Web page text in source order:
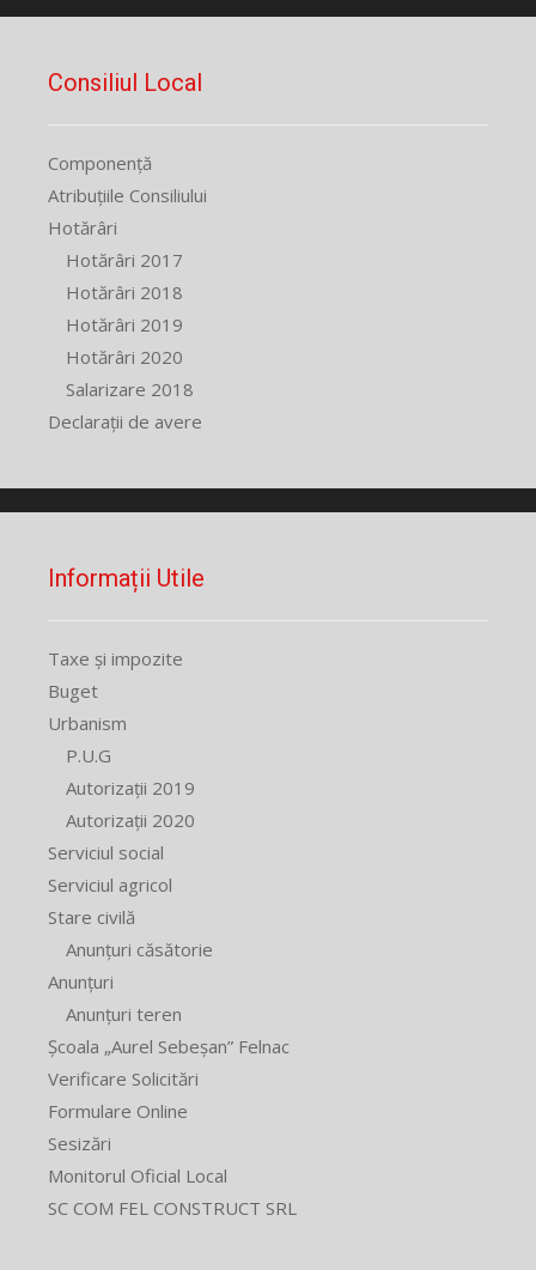
Consiliul Local
Componență
Atribuțiile Consiliului
Hotărâri
Hotărâri 2017
Hotărâri 2018
Hotărâri 2019
Hotărâri 2020
Salarizare 2018
Declarații de avere
Informații Utile
Taxe și impozite
Buget
Urbanism
P.U.G
Autorizații 2019
Autorizații 2020
Serviciul social
Serviciul agricol
Stare civilă
Anunțuri căsătorie
Anunțuri
Anunțuri teren
Școala „Aurel Sebeșan” Felnac
Verificare Solicitări
Formulare Online
Sesizări
Monitorul Oficial Local
SC COM FEL CONSTRUCT SRL